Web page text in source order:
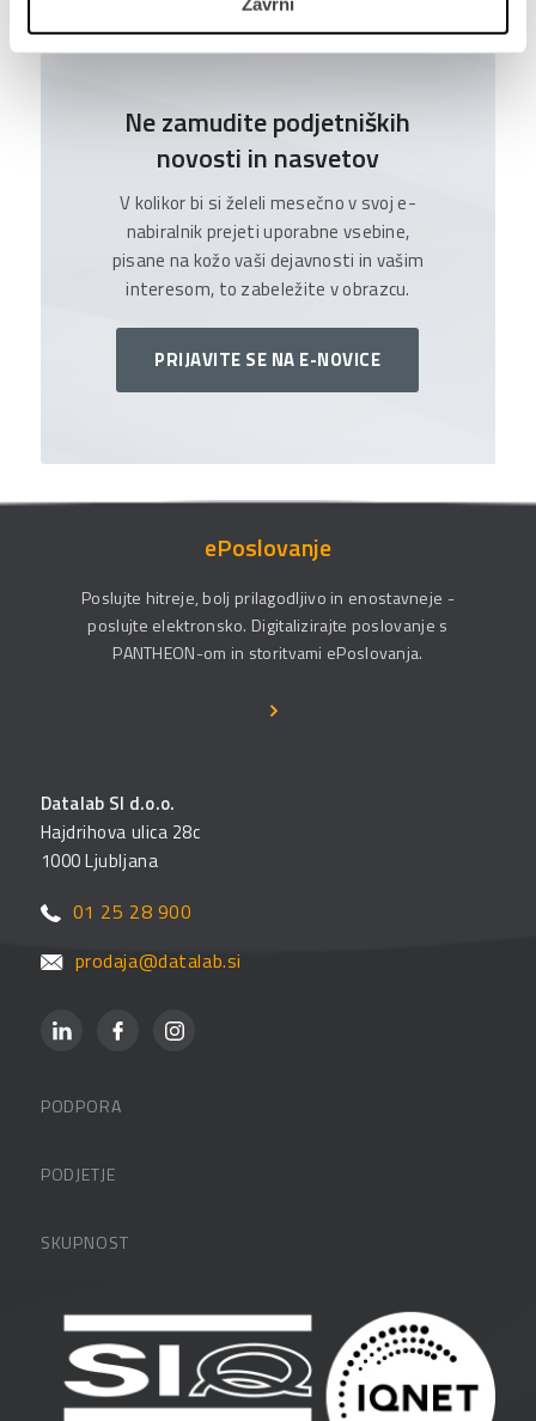
Ne zamudite podjetniških
novosti in nasvetov
V kolikor bi si želeli mesečno v svoj e-
nabiralnik prejeti uporabne vsebine,
pisane na kožo vaši dejavnosti in vašim
interesom, to zabeležite v obrazcu.
PRIJAVITE SE NA E-NOVICE
ePoslovanje
Poslujte hitreje, bolj prilagodljivo in enostavneje -
poslujte elektronsko. Digitalizirajte poslovanje s
PANTHEON-om in storitvami ePoslovanja.
Datalab SI d.o.o.
Hajdrihova ulica 28c
1000 Ljubljana
01 25 28 900
prodaja@datalab.si
PODPORA
FAQ – pogosta vprašanja
PODJETJE
Zaposlitev
Vlagatelji
SKUPNOST
Blog
Spletni seminarji